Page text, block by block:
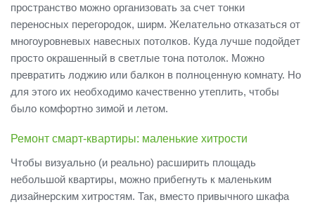
пространство можно организовать за счет тонки
переносных перегородок, ширм. Желательно отказаться от
многоуровневых навесных потолков. Куда лучше подойдет
просто окрашенный в светлые тона потолок. Можно
превратить лоджию или балкон в полноценную комнату. Но
для этого их необходимо качественно утеплить, чтобы
было комфортно зимой и летом.
Ремонт смарт-квартиры: маленькие хитрости
Чтобы визуально (и реально) расширить площадь
небольшой квартиры, можно прибегнуть к маленьким
дизайнерским хитростям. Так, вместо привычного шкафа